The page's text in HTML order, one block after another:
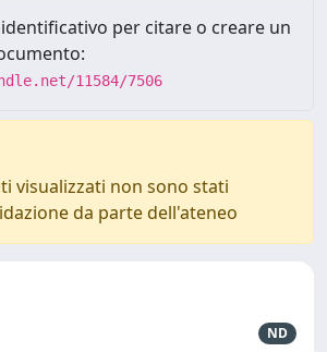
per citare o creare un
11584/7506
visualizzati non sono stati
da parte dell'ateneo
ND